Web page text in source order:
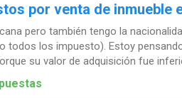
por venta de inmueble
pero también tengo la
todos los impuesto). Estoy
su valor de adquisición fue